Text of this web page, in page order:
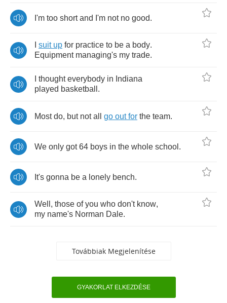
I'm too short and I'm not no good.
suit up for practice to be a body.
Equipment managing's my trade.
thought everybody in Indiana
played basketball .
Most do, but not all go out for the team.
We only got64 boys in the whole school .
It's gonna be a lonely bench.
Well , those of you who don't know,
my name's Norman Dale.
Továbbiak Megjelenítése
GYAKORLAT ELKEZDÉSE